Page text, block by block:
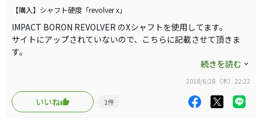
振り心地はXでしたが、結果はSが良かったので今回はSで。
柔らかいので引っ掛けを心配してましたが、ラウンドに持
っていっても全く問題なし。
誤算だったのは、ドライバーをこのシャフトにしてしまっ
たので、得意だったクリークが打てなくなってしまい、こ
ちらもリシャフトせざるえなくなったこと。
リボルバーのFWを試したけど、これはダメでした(^_^;)
今回はスピーダーⅥからの乗り換え。
【購入】シャフト硬度「revolver x」
IMPACT BORON REVOLVER のXシャフトを使用してます。
サイトにアップされていないので、こちらに記載させて頂きま
す。
このシャフト、いままでのシャフトの概念を変えさせてくれたシ
軽いのに、しなるのに、しっかり戻ってくる。ほんとに戻ってく
る。
今まで70g台のシャフトを使ってきましたが、ほぼ即買いで購
続きを読む
2018/6/28（木）22:22
いいね 1件